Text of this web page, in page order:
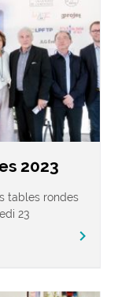
2023
tables rondes
23
chevron_right